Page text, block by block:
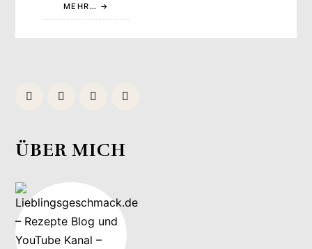
MEHR…
ÜBER MICH